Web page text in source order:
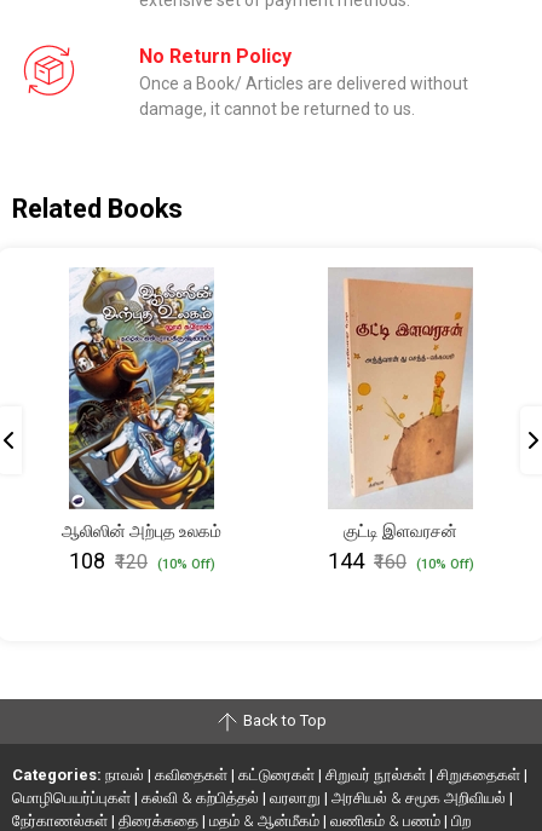
No Return Policy
Once a Book/ Articles are delivered without
damage, it cannot be returned to us.
Related Books
ஆலிஸின் அற்புத உலகம்
₹108 ₹120 (10% Off)
குட்டி இளவரசன்
₹144 ₹160 (10% Off)
Back to Top
Categories: நாவல் | கவிதைகள் | கட்டுரைகள் | சிறுவர் நூல்கள் | சிறுகதைகள் |
மொழிபெயர்ப்புகள் | கல்வி & கற்பித்தல் | வரலாறு | அரசியல் & சமூக அறிவியல் |
நேர்காணல்கள் | திரைக்கதை | மதம் & ஆன்மீகம் | வணிகம் & பணம் | பிற